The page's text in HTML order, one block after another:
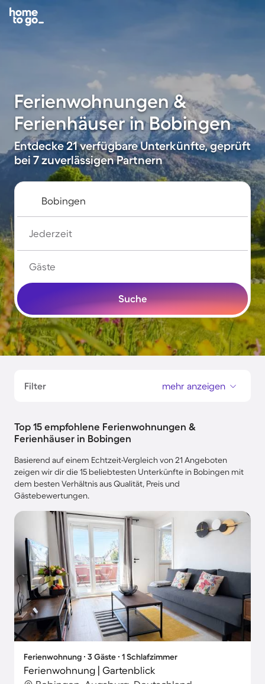
Ferienwohnungen &
Ferienhäuser in Bobingen
Entdecke 21 verfügbare Unterkünfte, geprüft
bei 7 zuverlässigen Partnern
Jederzeit
Gäste
Suche
Filter mehr anzeigen
Top 15 empfohlene Ferienwohnungen &
Ferienhäuser in Bobingen
Basierend auf einem Echtzeit-Vergleich von 21 Angeboten
zeigen wir dir die 15 beliebtesten Unterkünfte in Bobingen mit
dem besten Verhältnis aus Qualität, Preis und
Gästebewertungen.
Ferienwohnung ∙ 3 Gäste ∙ 1 Schlafzimmer
Ferienwohnung | Gartenblick